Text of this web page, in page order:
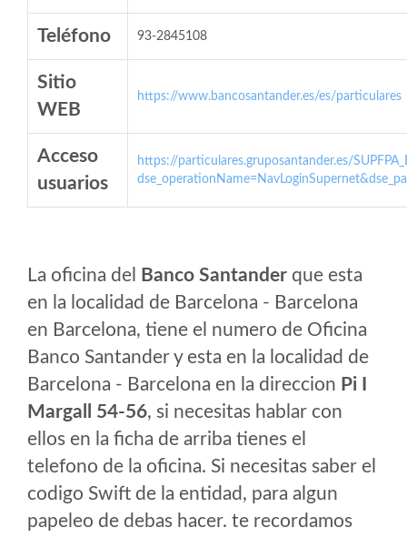
Teléfono 93-2845108
Sitio
WEB
https://www.bancosantander.es/es/particulares
Acceso
usuarios
https://particulares.gruposantander.es/
La oficina del Banco Santander que esta
en la localidad de Barcelona - Barcelona
en Barcelona, tiene el numero de Oficina
Banco Santander y esta en la localidad de
Barcelona - Barcelona en la direccion Pi I
Margall 54-56, si necesitas hablar con
ellos en la ficha de arriba tienes el
telefono de la oficina. Si necesitas saber el
codigo Swift de la entidad, para algun
papeleo de debas hacer. te recordamos